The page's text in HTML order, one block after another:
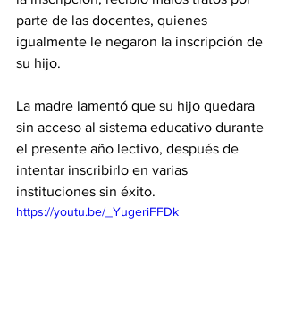
parte de las docentes, quienes
igualmente le negaron la inscripción de
su hijo.
La madre lamentó que su hijo quedara
sin acceso al sistema educativo durante
el presente año lectivo, después de
intentar inscribirlo en varias
instituciones sin éxito.
https://youtu.be/_YugeriFFDk